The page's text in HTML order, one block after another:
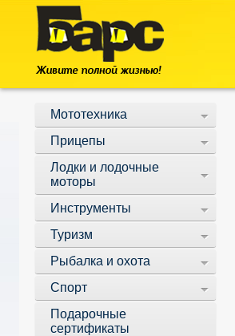
Мототехника
Прицепы
Лодки и лодочные
моторы
Инструменты
Туризм
Рыбалка и охота
Спорт
Подарочные
сертификаты